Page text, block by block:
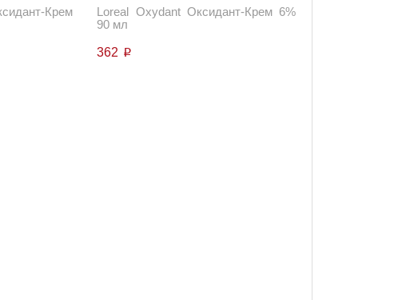
Крем
Loreal Oxydant Оксидант-Крем 6%
90 мл
362 p